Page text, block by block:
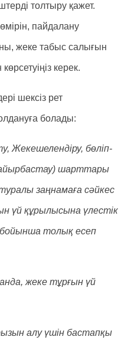
толтыру қажет.
пайдалану
жеке табыс салығын
керек.
шексіз рет
болады:
Жекешелендіру, бөліп-
шарттары
заңнамаға сәйкес
үй құрылысына үлестік
толық есеп
жеке тұрғын үй
алу үшін бастапқы